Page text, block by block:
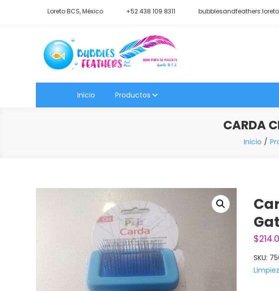
Loreto BCS, México +52 438 109 8311
Shop Bubbles Feathers And More
Inicio
Productos
CARDA
Inicio
$
SKU: